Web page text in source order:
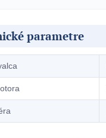
parametre